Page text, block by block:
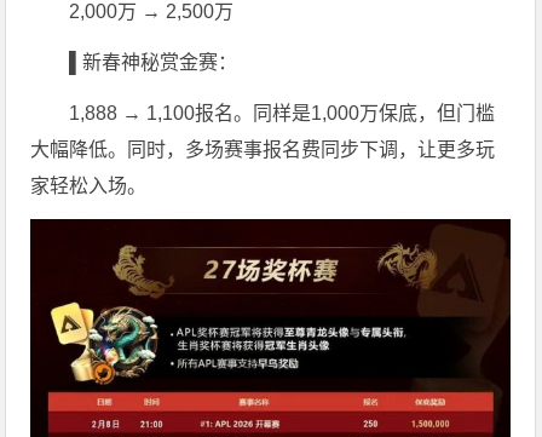
2,000万 → 2,500万
▌新春神秘赏金赛：
1,888 → 1,100报名。同样是1,000万保底，但门槛
大幅降低。同时，多场赛事报名费同步下调，让更多玩
家轻松入场。